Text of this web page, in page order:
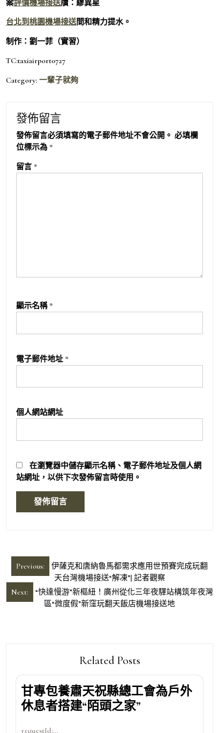
案評價機場接送牘：繆異星
台北到桃園機場接送間和精力提水。
制作：劉一菲（實習）
TC:taxiairport0727
Category: 一輩子就夠
發佈留言
發佈留言必須填寫的電子郵件地址不會公開。 必填欄
位標示為 *
留言 *
顯示名稱 *
電子郵件地址 *
個人網站網址
在瀏覽器中儲存顯示名稱、電子郵件地址及個人網
站網址，以供下次發佈留言時使用。
文
章
導
Previous:
伊薩克和唐納魯馬都需求應用世預賽完成玩翻
天台灣機場接送“解凍”| 記者觀察
Next:
“快達慢游”新樞紐！廣州從化三年夜驛站構筑年夜灣
區“微度假”新窪玩翻天飯店機場接送地
Related Posts
甘專包養肅天祝縣總工會為戶外
休息者搭建“陌頭之家”
requestId:...